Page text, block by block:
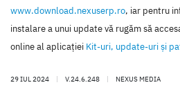
www.download.nexuserp.ro, iar pentru
instalare a unui update vă rugăm să
online al aplicaţiei Kit-uri, update-uri şi
29 IUL 2024 | V.24.6.248 | NEXUS MEDIA